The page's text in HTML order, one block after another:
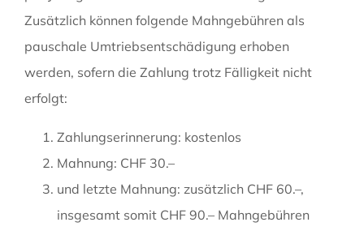
Zusätzlich können folgende Mahngebühren als
pauschale Umtriebsentschädigung erhoben
werden, sofern die Zahlung trotz Fälligkeit nicht
erfolgt:
Zahlungserinnerung: kostenlos
Mahnung: CHF 30.–
und letzte Mahnung: zusätzlich CHF 60.–,
insgesamt somit CHF 90.– Mahngebühren